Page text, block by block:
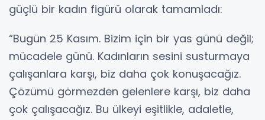
güçlü bir kadın figürü olarak tamamladı:
“Bugün 25 Kasım. Bizim için bir yas günü değil;
mücadele günü. Kadınların sesini susturmaya
çalışanlara karşı, biz daha çok konuşacağız.
Çözümü görmezden gelenlere karşı, biz daha
çok çalışacağız. Bu ülkeyi eşitlikle, adaletle,